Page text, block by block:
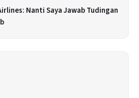
Nanti Saya Jawab Tudingan